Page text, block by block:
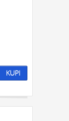
KUPI